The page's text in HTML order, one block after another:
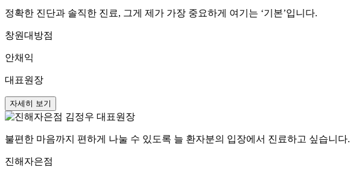
정확한 진단과 솔직한 진료, 그게 제가 가장 중요하게 여기는 ‘기본’입니다.
창원대방점
안채익
대표원장
자세히 보기
불편한 마음까지 편하게 나눌 수 있도록 늘 환자분의 입장에서 진료하고 싶습니다.
진해자은점